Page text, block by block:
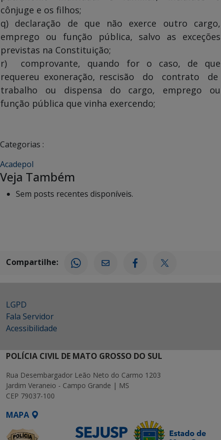
cônjuge e os filhos;
q) declaração de que não exerce outro cargo,
emprego ou função pública, salvo as exceções
previstas na Constituição;
r) comprovante, quando for o caso, de que
requereu exoneração, rescisão do contrato de
trabalho ou dispensa do cargo, emprego ou
função pública que vinha exercendo;
Categorias :
Acadepol
Veja Também
Sem posts recentes disponíveis.
Compartilhe:
LGPD
Fala Servidor
Acessibilidade
POLÍCIA CIVIL DE MATO GROSSO DO SUL
Rua Desembargador Leão Neto do Carmo 1203
Jardim Veraneio - Campo Grande | MS
CEP 79037-100
MAPA